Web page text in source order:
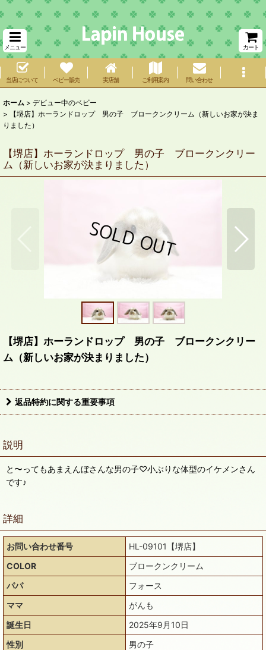
メニュー カート
当店について ベビー販売 実店舗 ご利用案内 問い合わせ
ホーム > デビュー中のベビー
>
【堺店】ホーランドロップ 男の子 ブロークンクリーム（新しいお家が決ま
りました）
【堺店】ホーランドロップ 男の子 ブロークンクリー
ム（新しいお家が決まりました）
【堺店】ホーランドロップ 男の子 ブロークンクリー
ム（新しいお家が決まりました）
返品特約に関する重要事項
説明
と〜ってもあまえんぼさんな男の子♡小ぶりな体型のイケメンさん
です♪
詳細
お問い合わせ番号
HL-09101【堺店】
COLOR
ブロークンクリーム
パパ
フォース
ママ
がんも
誕生日
2025年9月10日
性別
男の子